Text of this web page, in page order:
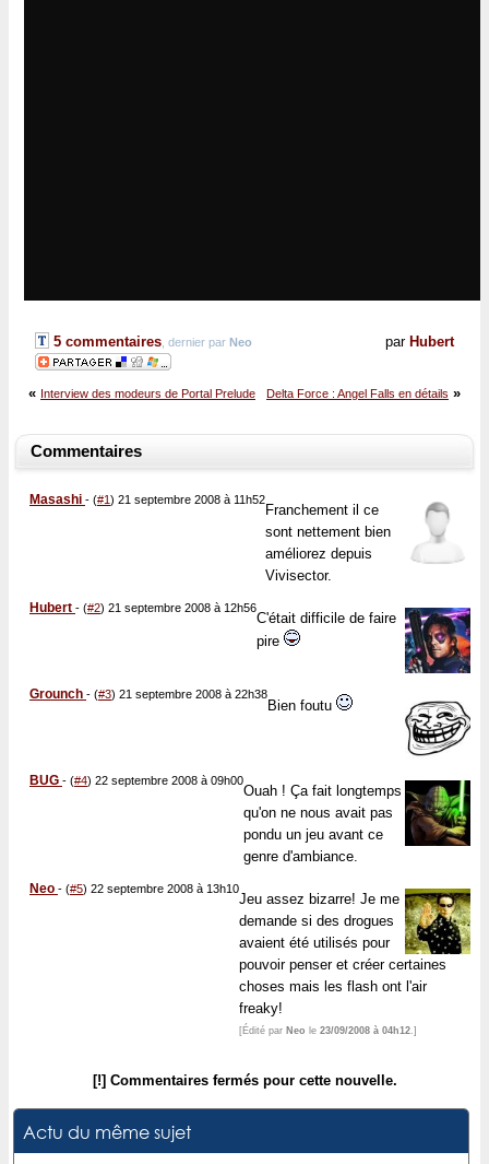
par Hubert
5 commentaires , dernier par Neo
Delta Force : Angel Falls en détails »
« Interview des modeurs de Portal Prelude
Commentaires
Masashi - (#1) 21 septembre 2008 à 11h52
Franchement il ce
sont nettement bien
améliorez depuis
Vivisector.
Hubert - (#2) 21 septembre 2008 à 12h56
C'était difficile de faire
pire
Grounch - (#3) 21 septembre 2008 à 22h38
Bien foutu
BUG - (#4) 22 septembre 2008 à 09h00
Ouah ! Ça fait longtemps
qu'on ne nous avait pas
pondu un jeu avant ce
genre d'ambiance.
Neo - (#5) 22 septembre 2008 à 13h10
Jeu assez bizarre! Je me
demande si des drogues
avaient été utilisés pour
pouvoir penser et créer certaines
choses mais les flash ont l'air
freaky!
[Édité par Neo le 23/09/2008 à 04h12.]
[!] Commentaires fermés pour cette nouvelle.
Actu du même sujet